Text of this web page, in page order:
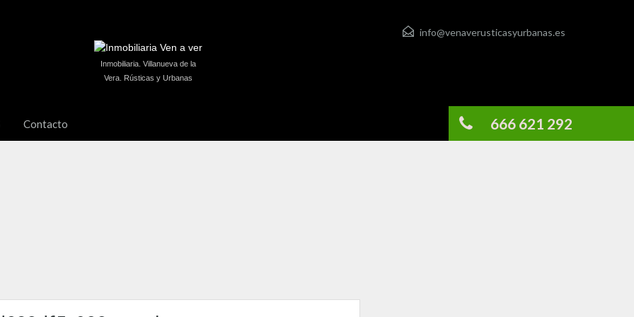
info@venaverusticasyurbanas.es
Inmobiliaria. Villanueva de la
Vera. Rústicas y Urbanas
Contacto 666 621 292